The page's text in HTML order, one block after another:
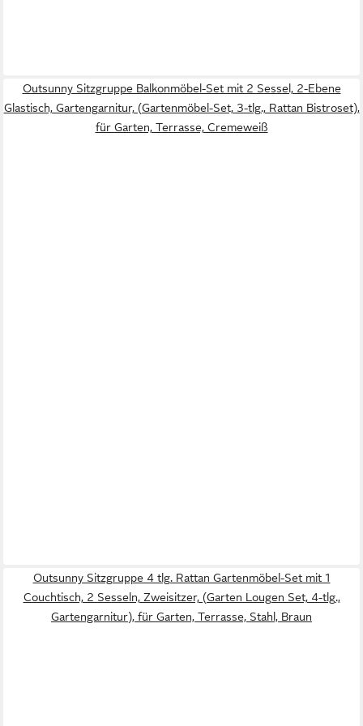
Outsunny Sitzgruppe Balkonmöbel-Set mit 2 Sessel, 2-Ebene
Glastisch, Gartengarnitur, (Gartenmöbel-Set, 3-tlg., Rattan Bistroset),
für Garten, Terrasse, Cremeweiß
Outsunny Sitzgruppe 4 tlg. Rattan Gartenmöbel-Set mit 1
Couchtisch, 2 Sesseln, Zweisitzer, (Garten Lougen Set, 4-tlg.,
Gartengarnitur), für Garten, Terrasse, Stahl, Braun